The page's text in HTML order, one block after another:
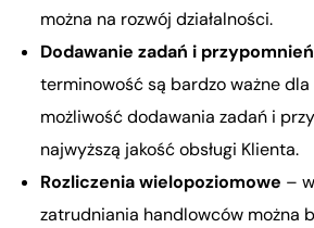
można na rozwój działalności.
Dodawanie zadań i przypomnień
terminowość są bardzo ważne dla
możliwość dodawania zadań i
najwyższą jakość obsługi Klienta.
Rozliczenia wielopoziomowe –
zatrudniania handlowców można